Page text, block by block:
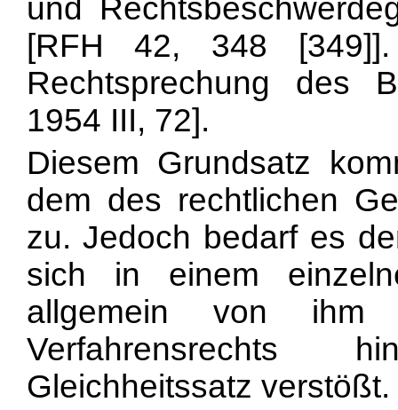
und
[RFH 42, 348
Rechtsprechung des
1954 III, 72].
Diesem Grundsatz
dem des rechtlichen
zu. Jedoch bedarf es
sich in einem
allgemein von ihm
Verfahrensrechts
Gleichheitssatz verstößt.